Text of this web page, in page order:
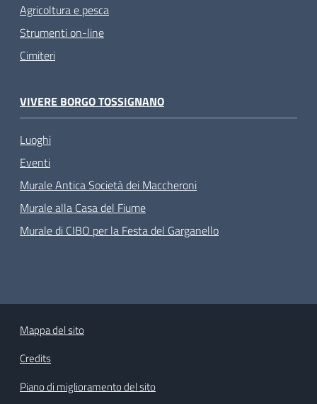
Agricoltura e pesca
Strumenti on-line
Cimiteri
VIVERE BORGO TOSSIGNANO
Luoghi
Eventi
Murale Antica Società dei Maccheroni
Murale alla Casa del Fiume
Murale di CIBO per la Festa del Garganello
Mappa del sito
Credits
Piano di miglioramento del sito